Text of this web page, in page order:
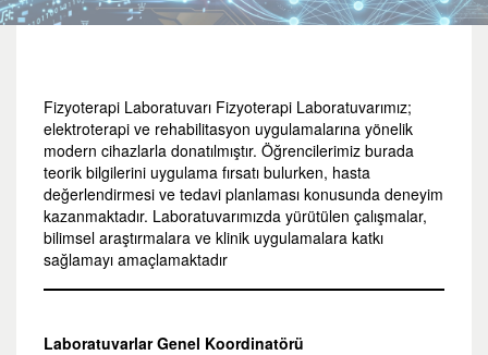
Fizyoterapi Laboratuvarı Fizyoterapi Laboratuvarımız;
elektroterapi ve rehabilitasyon uygulamalarına yönelik
modern cihazlarla donatılmıştır. Öğrencilerimiz burada
teorik bilgilerini uygulama fırsatı bulurken, hasta
değerlendirmesi ve tedavi planlaması konusunda deneyim
kazanmaktadır. Laboratuvarımızda yürütülen çalışmalar,
bilimsel araştırmalara ve klinik uygulamalara katkı
sağlamayı amaçlamaktadır
Laboratuvarlar Genel Koordinatörü